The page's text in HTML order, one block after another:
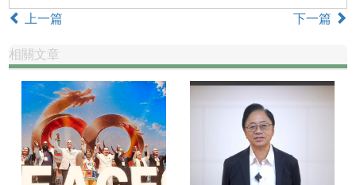
上一篇 下一篇
相關文章